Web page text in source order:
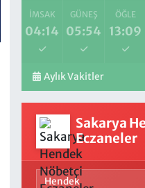
İMSAK
04:14
GÜNEŞ
05:54
ÖĞLE
13:09
Aylık Vakitler
Sakarya
Eczaneler